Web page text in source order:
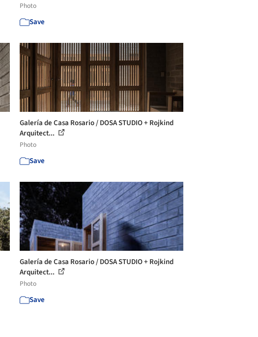
Photo
Save
Galería de Casa Rosario / DOSA STUDIO + Rojkind
Arquitect...
Photo
Save
Galería de Casa Rosario / DOSA STUDIO + Rojkind
Arquitect...
Photo
Save